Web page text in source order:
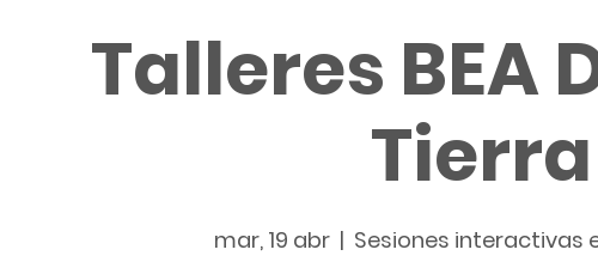
Talleres BEA
Tierra
mar, 19 abr
  |
Sesiones interactivas